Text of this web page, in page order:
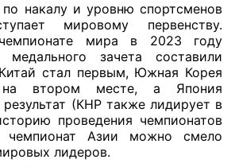
накалу и уровню спортсменов
мировому первенству.
мира в 2023 году
зачета составили
стал первым, Южная Корея
на втором месте, а Япония
результат (КНР также лидирует в
проведения чемпионатов
Азии можно смело
лидеров.